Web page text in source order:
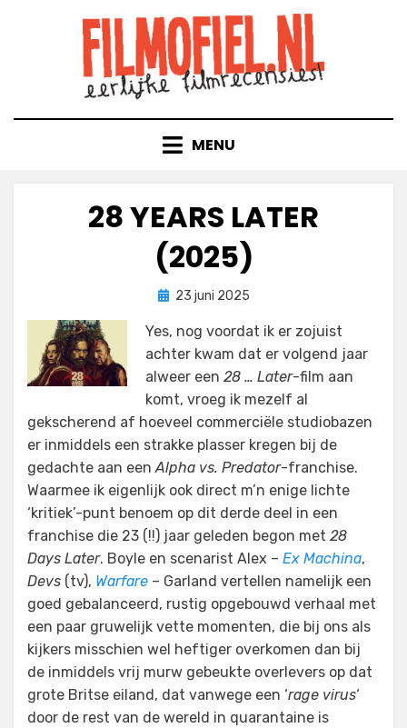
MENU
28 YEARS LATER
(2025)
doorFilmofiel.nl
Geplaatst
23 juni 2025
Yes, nog voordat ik er zojuist
achter kwam dat er volgend jaar
alweer een 28 … Later-film aan
komt, vroeg ik mezelf al
gekscherend af hoeveel commerciële studiobazen
er inmiddels een strakke plasser kregen bij de
gedachte aan eenAlpha vs. Predator-franchise.
Waarmee ik eigenlijk ook direct m’n enige lichte
‘kritiek’-punt benoem op dit derde deel in een
franchise die 23 (!!) jaar geleden begon met 28
Days Later. Boyle en scenarist Alex – Ex Machina,
Devs (tv), Warfare – Garland vertellen namelijk een
goed gebalanceerd, rustig opgebouwd verhaal met
een paar gruwelijk vette momenten, die bij ons als
kijkers misschien wel heftiger overkomen dan bij
de inmiddels vrij murw gebeukte overlevers op dat
grote Britse eiland, dat vanwege een ‘rage virus‘
door de rest van de wereld in quarantaine is